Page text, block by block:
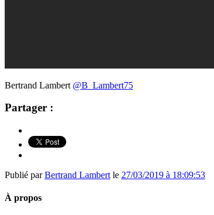
Bertrand Lambert @B_Lambert75
Partager :
Publié parBertrand Lambert le 27/03/2019 à 18:09:53
À propos